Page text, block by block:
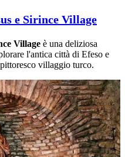
e Sirince Village
Village è una deliziosa
l'antica città di Efeso e
villaggio turco.